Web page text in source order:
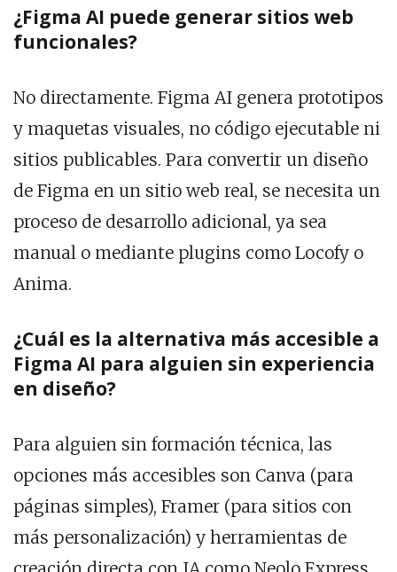
¿Figma AI puede generar sitios web
funcionales?
No directamente. Figma AI genera prototipos
y maquetas visuales, no código ejecutable ni
sitios publicables. Para convertir un diseño
de Figma en un sitio web real, se necesita un
proceso de desarrollo adicional, ya sea
manual o mediante plugins como Locofy o
Anima.
¿Cuál es la alternativa más accesible a
Figma AI para alguien sin experiencia
en diseño?
Para alguien sin formación técnica, las
opciones más accesibles son Canva (para
páginas simples), Framer (para sitios con
más personalización) y herramientas de